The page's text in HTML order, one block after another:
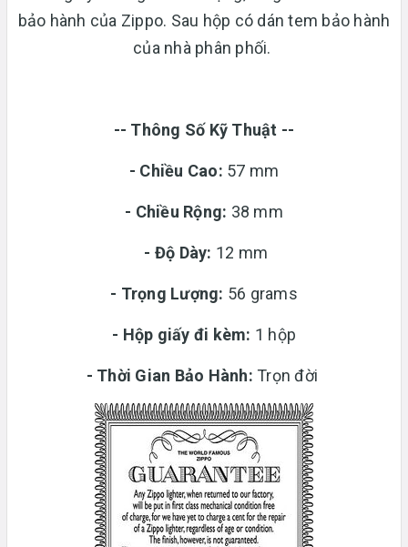
bảo hành của Zippo. Sau hộp có dán tem bảo hành
của nhà phân phối.
-- Thông Số Kỹ Thuật --
- Chiều Cao: 57 mm
- Chiều Rộng: 38 mm
- Độ Dày: 12 mm
- Trọng Lượng: 56 grams
- Hộp giấy đi kèm: 1 hộp
- Thời Gian Bảo Hành: Trọn đời